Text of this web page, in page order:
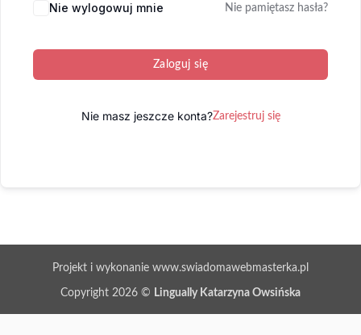
Nie wylogowuj mnie Nie pamiętasz hasła?
Zaloguj się
Nie masz jeszcze konta?Zarejestruj się
Projekt i wykonanie www.swiadomawebmasterka.pl
Copyright 2026 © Lingually Katarzyna Owsińska